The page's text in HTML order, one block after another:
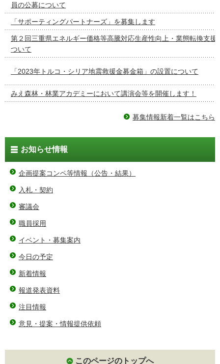
員の公募について
「サポーティングパートナーズ」を募集します
第２回三重県エネルギー価格等高騰対応生産性向上・業態転換支援
ついて
「2023年トルコ・シリア地震救援金募金箱」の設置について
みえ森林・林業アカデミーにおいて講演会等を開催します！
募集情報新着一覧はこちら
お知らせ情報
企画提案コンペ等情報（公告・結果）
入札・契約
審議会
職員採用
イベント・募集案内
今日の予定
新着情報
報道発表資料
注目情報
意見・提案・情報提供依頼
このページのトップへ